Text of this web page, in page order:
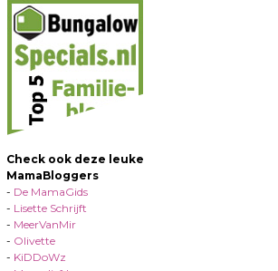
Check ook deze leuke
MamaBloggers
- De MamaGids
- Lisette Schrijft
- MeerVanMir
- Olivette
- KiDDoWz